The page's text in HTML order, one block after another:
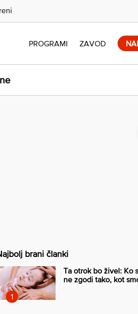
PROGRAMI ZAVOD
brani članki
Ta otrok bo živel: Ko
ne zgodi tako, kot